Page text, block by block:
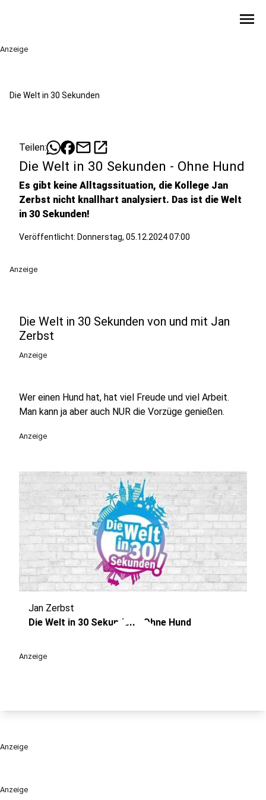
menu
Anzeige
Anzeige
Die Welt in 30 Sekunden
Teilen: mailopen_in_new
Die Welt in 30 Sekunden - Ohne Hund
Es gibt keine Alltagssituation, die Kollege Jan
Zerbst nicht knallhart analysiert. Das ist die Welt
in 30 Sekunden!
Veröffentlicht: Donnerstag, 05.12.2024 07:00
Anzeige
Die Welt in 30 Sekunden von und mit Jan
Zerbst
Anzeige
Wer einen Hund hat, hat viel Freude und viel Arbeit.
Man kann ja aber auch NUR die Vorzüge genießen.
Anzeige
play_circle
Jan Zerbst
Die Welt in 30 Sekunden - Ohne Hund
Anzeige
Anzeige